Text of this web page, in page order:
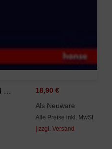
Wien, Wie Es War Und Ist Federzeichnungen
18,90 €
Als Neuware
Alle Preise inkl. MwSt
| zzgl. Versand